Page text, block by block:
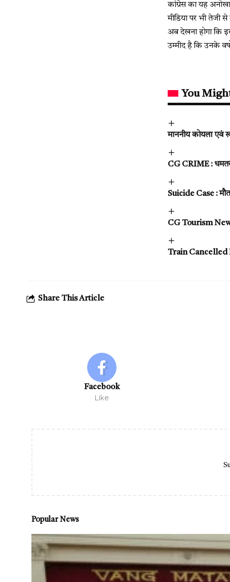
कांग्रेस का यह
मीडिया पर भी तेजी
अब देखना होगा कि
उम्मीद है कि उनके
You
माननीय कोयला एवं
CG CRIME :
Suicide Case :
CG Tourism
Train Cancelled
Share This Article
Facebook
Like
Popular News